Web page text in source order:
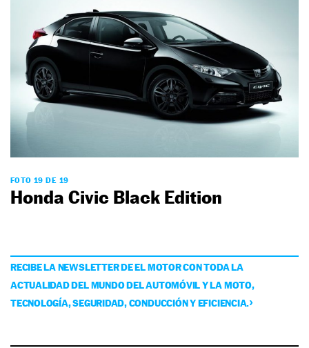
FOTO 19 DE 19
Honda Civic Black Edition
RECIBE LA NEWSLETTER DE EL MOTOR CON TODA LA
ACTUALIDAD DEL MUNDO DEL AUTOMÓVIL Y LA MOTO,
TECNOLOGÍA, SEGURIDAD, CONDUCCIÓN Y EFICIENCIA.